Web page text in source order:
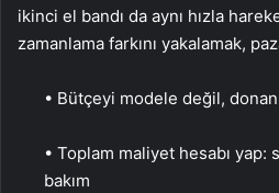
ikinci el bandı da aynı hızla
zamanlama farkını yakalamak,
• Bütçeyi modele değil,
• Toplam maliyet hesabı yap:
bakım